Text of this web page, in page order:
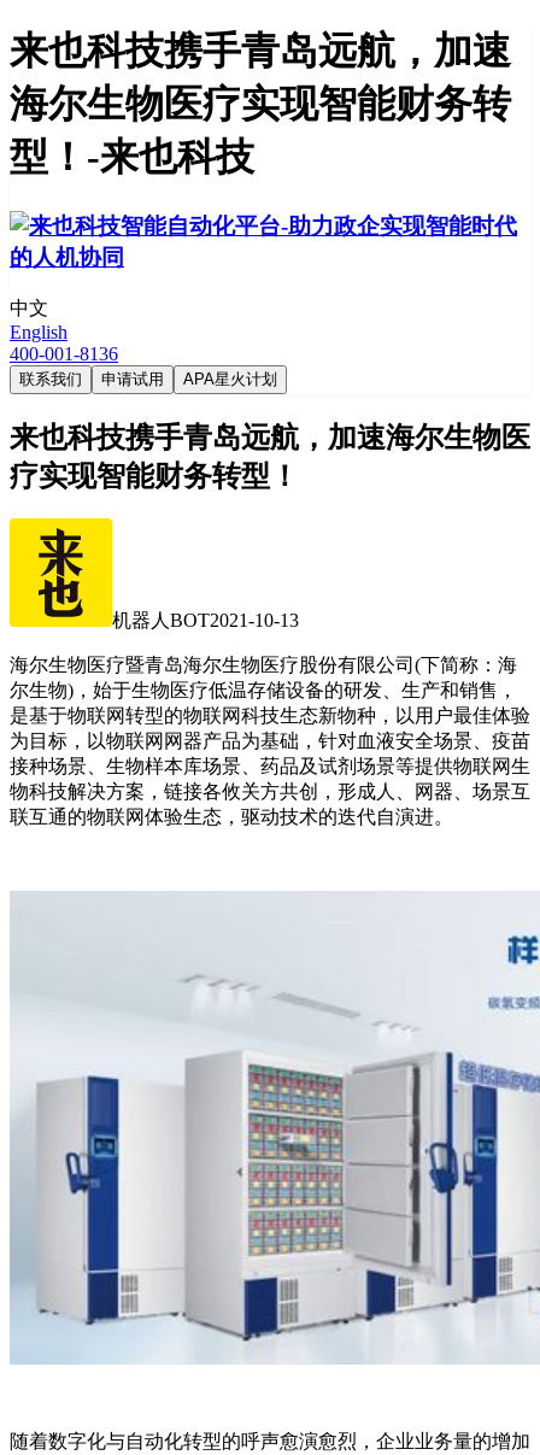
来也科技携手青岛远航，加速
海尔生物医疗实现智能财务转
型！-来也科技
中文
English
400-001-8136
联系我们 申请试用 APA星火计划
来也科技携手青岛远航，加速海尔生物医
疗实现智能财务转型！
机器人BOT2021-10-13
海尔生物医疗暨青岛海尔生物医疗股份有限公司(下简称：海
尔生物)，始于生物医疗低温存储设备的研发、生产和销售，
是基于物联网转型的物联网科技生态新物种，以用户最佳体验
为目标，以物联网网器产品为基础，针对血液安全场景、疫苗
接种场景、生物样本库场景、药品及试剂场景等提供物联网生
物科技解决方案，链接各攸关方共创，形成人、网器、场景互
联互通的物联网体验生态，驱动技术的迭代自演进。
随着数字化与自动化转型的呼声愈演愈烈，企业业务量的增加